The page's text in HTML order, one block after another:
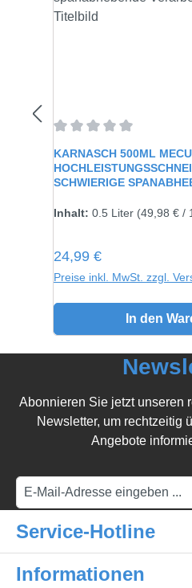
KARNASCH 500ML
SCHWIERIGE
Inhalt: 0.5 Liter (49,98 € /
Regulärer Preis:
24,99 €
Preise inkl. MwSt. zzgl.
In den
Abonnieren Sie jetzt unseren
Newsletter, um rechtzeitig
Angebote
Service-Hotline
Informationen